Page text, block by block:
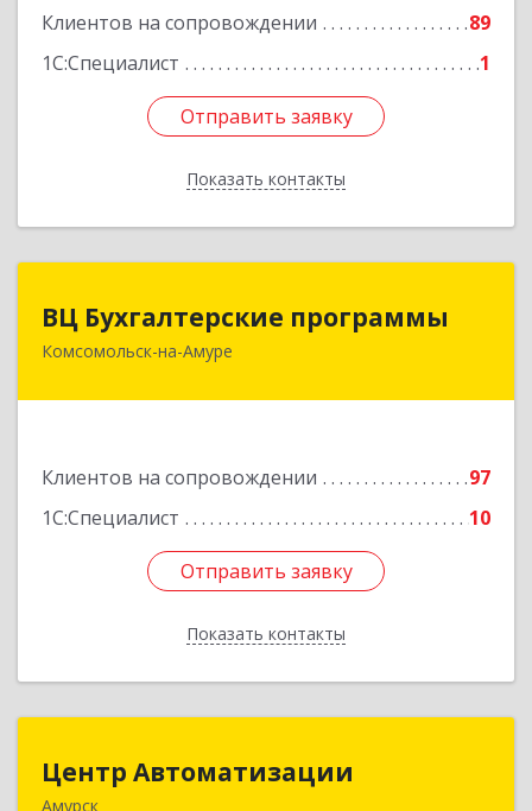
Клиентов на сопровождении
89
1С:Специалист
1
Отправить заявку
Показать контакты
Подробнее
Отправить заявку
Назад
ВЦ Бухгалтерские программы
Комсомольск-на-Амуре
Клиентов на сопровождении
97
1С:Специалист
10
Отправить заявку
Показать контакты
681000, Хабаровский край, Комсомольск-на-
Отправить заявку
Назад
Центр Автоматизации
Амурск